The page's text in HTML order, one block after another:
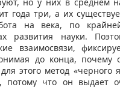
года три, а их
на века, по
развития науки.
взаимосвязи,
до конца, почему
этого метод «черного
потому что он выдает